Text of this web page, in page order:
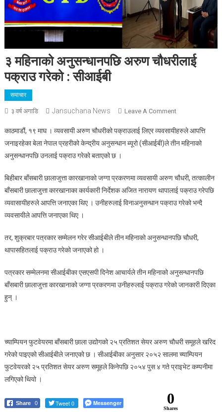
३ महिनाको अनुसन्धानपछि अरुण चौधरीलाई
पक्राउ गरेको : सीआईबी
समाचार
३ वर्ष अगाडि Jansuchana News Leave A CommentOn
महिनाको
अनुसन्धानपछि
पक्राउ
गरेको
:
काठमाडौं, १९ माघ । व्यवसायी अरुण चौधरीको पक्राउलाई लिएर व्यवसायीहरुले आपत्ति
जनाइरहेका बेला नेपाल प्रहरीको केन्द्रीय अनुसन्धान ब्यूरो (सीआईबी)ले तीन महिनाको
अनुसन्धानपछि उनलाई पक्राउ गरेको बताएको छ ।
बिहीबार बाँसबारी छालाजुत्ता कारखानाको जग्गा प्रकरणमा व्यवसायी अरुण चौधरी, तत्कालीन
बाँसबारी छालाजुत्ता कारखानाका कार्यकारी निर्देशक अजित नारायण थापालाई पक्राउ गरेपछि
व्यवासायीहरुले आपत्ति जनाएका थिए । उनीहरुलाई विनाअनुसन्धान पक्राउ गरेको भन्दै
व्यवसायीले आपत्ति जनाएका थिए ।
तर, शुक्रबार पत्रकार सम्मेलन गरेर सीआईबीले तीन महिनाको अनुसन्धानपछि चौधरी,
थापासहितलाई पक्राउ गरेको जनाएको हो ।
पत्रकार सम्मेलनमा सीआईबीका एसएसपी दिनेश आचार्यले तीन महिनाको अनुसन्धानपछि
बाँसबारी छालाजुत्ता कारखानाको जग्गा प्रकरणमा उनीहरुलाई पक्राउ गरेको जानकारी दिएका
हुन् ।
च्याम्पियन फुटवेयरमा बाँसबारी छाला उद्योगको २५ प्रतिशत सेयर अरुण चौधरी समूहले खरिद
गरेको पाइएको सीआईबीले जनाएको छ । सीआईबीका अनुसार २०५२ सालमा च्याम्पियन
फुटवेयरको २५ प्रतिशत सेयर अरुण समूहले किनेपछि २०५४ पुस ४ गते प्राइभेट कम्पनीमा
लगिएको थियो ।
Share 0 Tweet 0 Messenger 0
Shares